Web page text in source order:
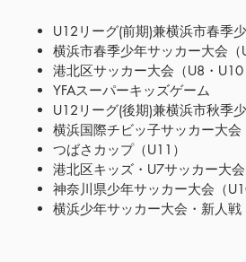
U12リーグ(前期)兼横浜市春季
横浜市春季少年サッカー大会（
港北区サッカー大会（U8・
YFAスーパーキッズゲーム
U12リーグ(後期)兼横浜市秋季
横浜国際チビッ子サッカー大
つばさカップ（U11）
港北区キッズ・U7サッカー大会
神奈川県少年サッカー大会（
横浜少年サッカー大会・新人戦